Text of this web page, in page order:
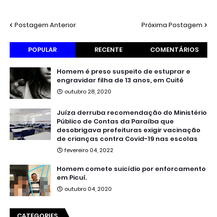
Postagem Anterior Próxima Postagem
POPULAR RECENTE COMENTÁRIOS
Homem é preso suspeito de estuprar e
engravidar filha de 13 anos, em Cuité
outubro 28, 2020
Juíza derruba recomendação do Ministério
Público de Contas da Paraíba que
desobrigava prefeituras exigir vacinação
de crianças contra Covid-19 nas escolas
fevereiro 04, 2022
Homem comete suicídio por enforcamento
em Picuí.
outubro 04, 2020